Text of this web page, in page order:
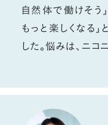
自然体で働けそう
もっと楽しくなる
した。悩みは、ニコ